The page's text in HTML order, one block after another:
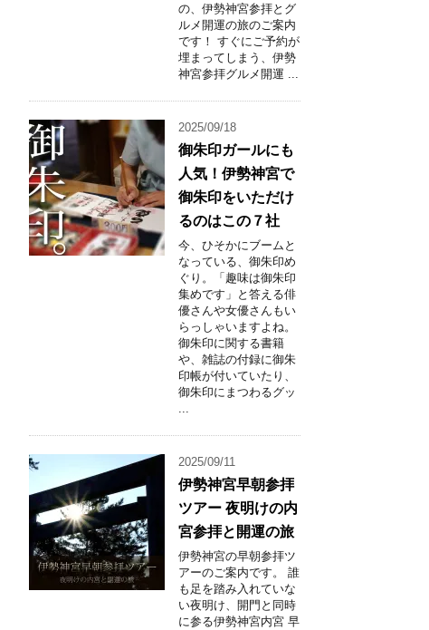
の、伊勢神宮参拝とグ
ルメ開運の旅のご案内
です！ すぐにご予約が
埋まってしまう、伊勢
神宮参拝グルメ開運 ...
2025/09/18
御朱印ガールにも
人気！伊勢神宮で
御朱印をいただけ
るのはこの７社
今、ひそかにブームと
なっている、御朱印め
ぐり。「趣味は御朱印
集めです」と答える俳
優さんや女優さんもい
らっしゃいますよね。
御朱印に関する書籍
や、雑誌の付録に御朱
印帳が付いていたり、
御朱印にまつわるグッ
...
2025/09/11
伊勢神宮早朝参拝
ツアー 夜明けの内
宮参拝と開運の旅
伊勢神宮の早朝参拝ツ
アーのご案内です。 誰
も足を踏み入れていな
い夜明け、開門と同時
に参る伊勢神宮内宮 早